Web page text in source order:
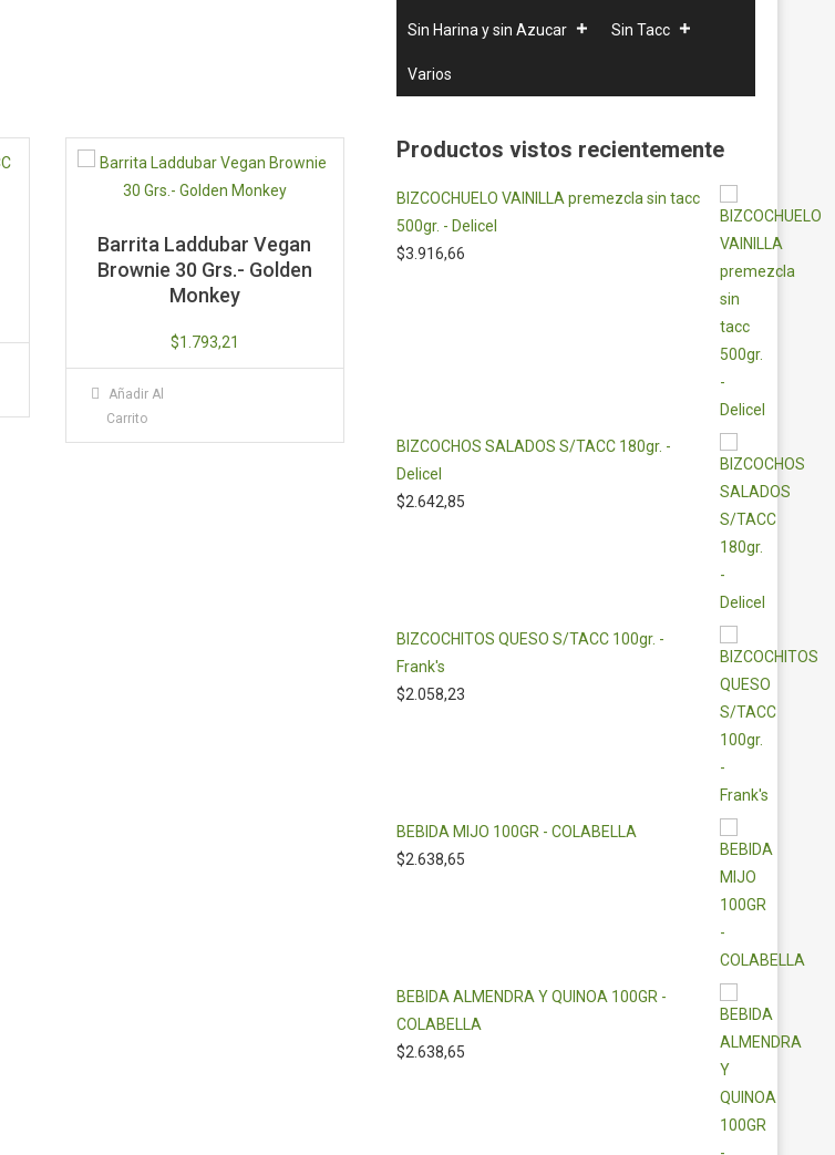
Barrita Laddubar Vegan
Brownie 30 Grs.- Golden
Monkey
$1.793,21
Añadir Al
Carrito
Sin Harina y sin Azucar Sin Tacc
Varios
Productos vistos recientemente
BIZCOCHUELO VAINILLA premezcla sin tacc
500gr. - Delicel
$3.916,66
BIZCOCHOS SALADOS S/TACC 180gr. -
Delicel
$2.642,85
BIZCOCHITOS QUESO S/TACC 100gr. -
Frank's
$2.058,23
BEBIDA MIJO 100GR - COLABELLA
$2.638,65
BEBIDA ALMENDRA Y QUINOA 100GR -
COLABELLA
$2.638,65